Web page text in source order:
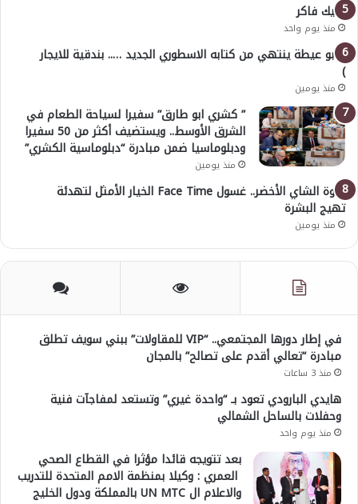
خليك فاكر
منذ يوم واحد
( أبو عيطة ينتهي من كتابه الاسطوري الجديد ….. بندقية للايجار
)
منذ يومين
” كشري ابو طارق” سفيرا لسياحة الطعام في
الشرق الأوسط.. ويستضيف أكثر من 50 سفيرا
ودبلوماسيا ضمن مبادرة “دبلوماسية الكشري”
منذ يومين
قوة الشاي الأخضر.. غسول Face Time الخيار الأمثل لتهدئة
تهيج البشرة
منذ يومين
في إطار دورها المجتمعي.. “VIP للمقاولات” ببني سويف تطلق
مبادرة “تعالي أقدم على تصالح” بالمجان
منذ 3 ساعات
هايدي البارودي تعود بـ “واحدة غيري” وتستعد لمفاجآت فنية
وحفلات بالساحل الشمالي
منذ يوم واحد
بعد تتويجه قائدا مؤثرا في القطاع الصحي
العمري : وكيلا بمنظمة الامم المتحدة للتدريب
والاعلام ال UN MTC بالمملكة ودول الخليج